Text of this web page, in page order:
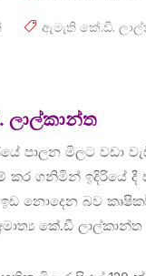
ඇමැති කේ.ඩී.
ලාල්කාන්ත
පාලන මිලට වඩා
කර ගනිමින් ඉදිරියේ දී
නොදෙන බව
කේ.ඩී